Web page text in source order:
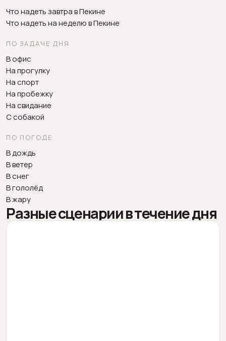
Что надеть завтра в Пекине
Что надеть на неделю в Пекине
ПО ЗАДАЧЕ ДНЯ
В офис
На прогулку
На спорт
На пробежку
На свидание
С собакой
ПО ПОГОДЕ
В дождь
В ветер
В снег
В гололёд
В жару
Разные сценарии в течение дня